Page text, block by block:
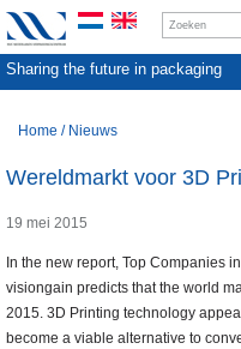
Sharing the future in packaging
Home / Nieuws
Wereldmarkt voor 3D
19 mei 2015
In the new report, Top Companies
visiongain predicts that the world
2015. 3D Printing technology
become a viable alternative to